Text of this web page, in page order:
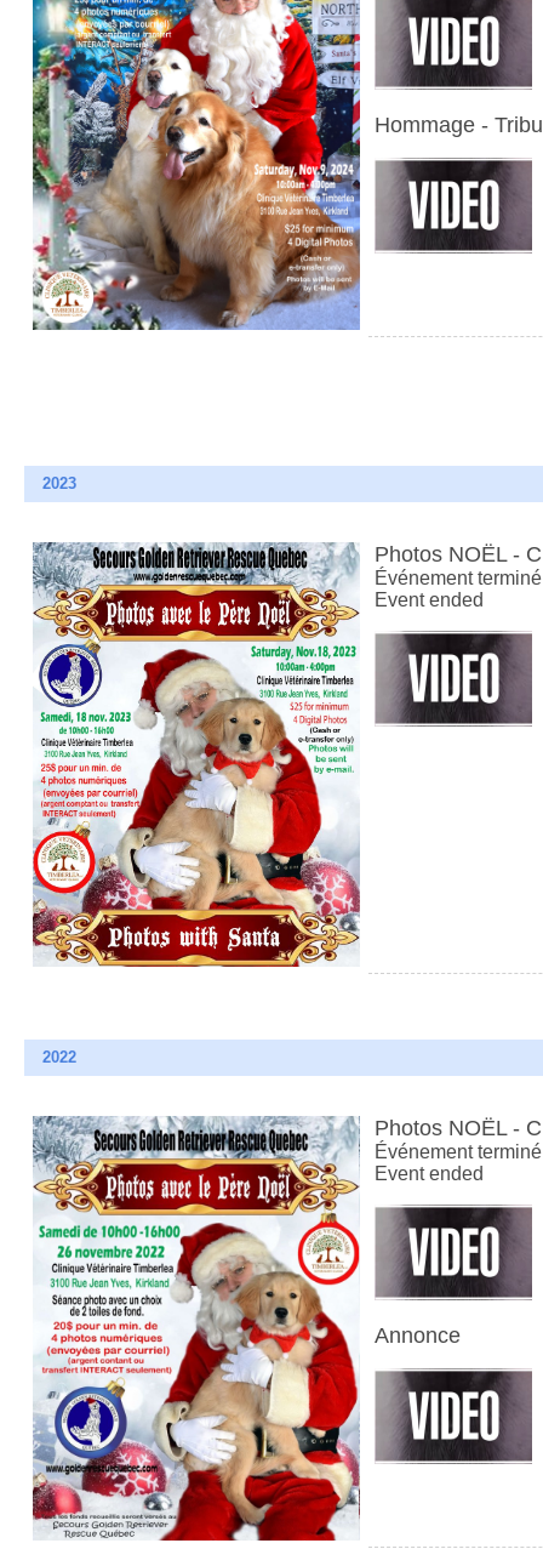
Hommage -
2023
Photos NOËL -
Événement terminé
Event ended
2022
Photos NOËL -
Événement terminé
Event ended
Annonce